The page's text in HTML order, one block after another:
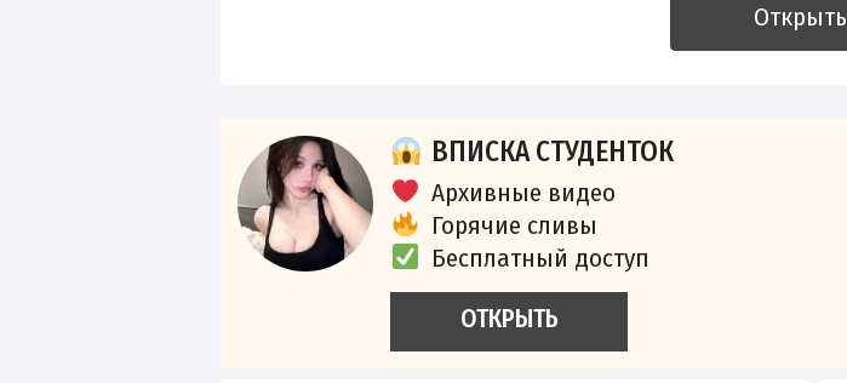
Открыть
ВПИСКА СТУДЕНТОК
Архивные видео
Горячие сливы
Бесплатный доступ
ОТКРЫТЬ